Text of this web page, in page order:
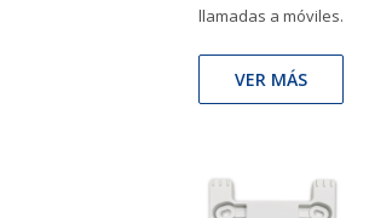
llamadas a móviles.
VER MÁS